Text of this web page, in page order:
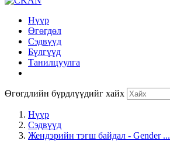
Нүүр
Өгөгдөл
Сэдвүүд
Бүлгүүд
Танилцуулга
Өгөгдлийн бүрдлүүдийг хайх
Нүүр
Сэдвүүд
Жендэрийн тэгш байдал - Gender ...